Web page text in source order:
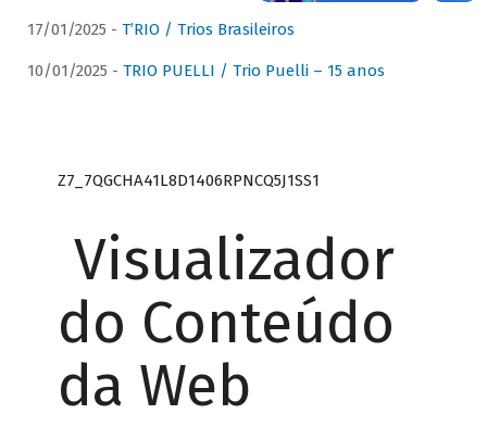
17/01/2025 - T’RIO / Trios Brasileiros
10/01/2025 - TRIO PUELLI / Trio Puelli – 15 anos
Z7_7QGCHA41L8D1406RPNCQ5J1SS1
Visualizador
do Conteúdo
da Web